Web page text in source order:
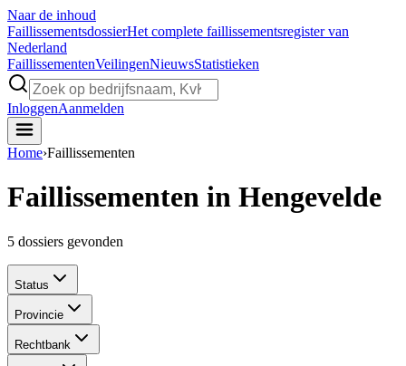
Naar de inhoud
FaillissementsdossierHet complete faillissementsregister van
Nederland
FaillissementenVeilingenNieuwsStatistieken
InloggenAanmelden
Home›Faillissementen
Faillissementen in Hengevelde
5 dossiers gevonden
Status
Provincie
Rechtbank